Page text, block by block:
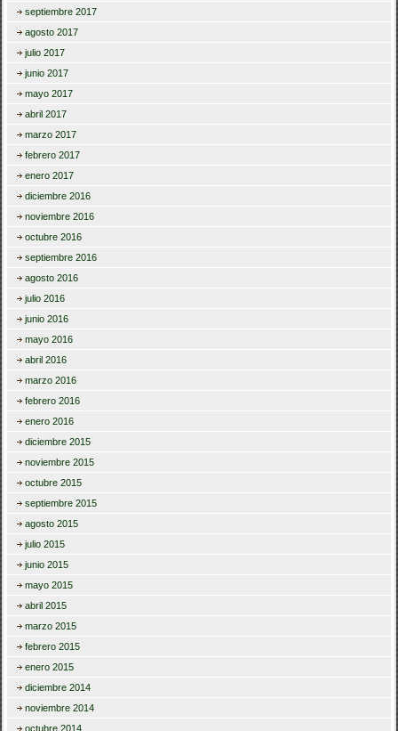
septiembre 2017
agosto 2017
julio 2017
junio 2017
mayo 2017
abril 2017
marzo 2017
febrero 2017
enero 2017
diciembre 2016
noviembre 2016
octubre 2016
septiembre 2016
agosto 2016
julio 2016
junio 2016
mayo 2016
abril 2016
marzo 2016
febrero 2016
enero 2016
diciembre 2015
noviembre 2015
octubre 2015
septiembre 2015
agosto 2015
julio 2015
junio 2015
mayo 2015
abril 2015
marzo 2015
febrero 2015
enero 2015
diciembre 2014
noviembre 2014
octubre 2014